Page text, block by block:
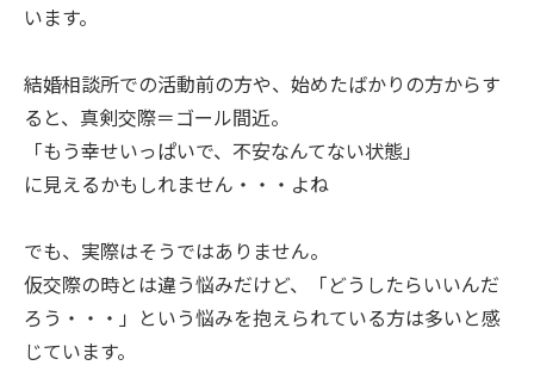
います。
結婚相談所での活動前の方や、始めたばかりの方からす
ると、真剣交際＝ゴール間近。
「もう幸せいっぱいで、不安なんてない状態」
に見えるかもしれません・・・よね
でも、実際はそうではありません。
仮交際の時とは違う悩みだけど、「どうしたらいいんだ
ろう・・・」という悩みを抱えられている方は多いと感
じています。